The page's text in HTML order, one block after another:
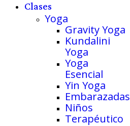
Clases
Yoga
Gravity Yoga
Kundalini
Yoga
Yoga
Esencial
Yin Yoga
Embarazadas
Niños
Terapéutico